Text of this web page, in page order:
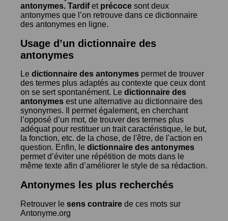
antonymes. Tardifet précoce sont deux
antonymes que l’on retrouve dans ce dictionnaire
des antonymes en ligne.
Usage d’un dictionnaire des
antonymes
Le dictionnaire des antonymes permet de trouver
des termes plus adaptés au contexte que ceux dont
on se sert spontanément. Le dictionnaire des
antonymes est une alternative au dictionnaire des
synonymes. Il permet également, en cherchant
l’opposé d’un mot, de trouver des termes plus
adéquat pour restituer un trait caractéristique, le but,
la fonction, etc. de la chose, de l'être, de l'action en
question. Enfin, le dictionnaire des antonymes
permet d’éviter une répétition de mots dans le
même texte afin d’améliorer le style de sa rédaction.
Antonymes les plus recherchés
Retrouver le sens contraire de ces mots sur
Antonyme.org